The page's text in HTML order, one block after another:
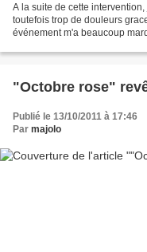
A la suite de cette
toutefois trop de douleurs
événement m'a beaucoup
"Octobre rose"
Publié le 13/10/2011 à 17:46
Par majolo